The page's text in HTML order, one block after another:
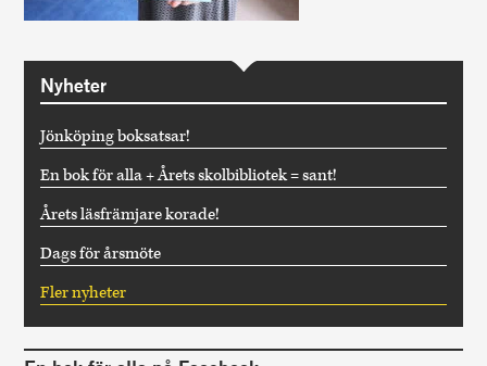
Nyheter
Jönköping boksatsar!
En bok för alla + Årets skolbibliotek = sant!
Årets läsfrämjare korade!
Dags för årsmöte
Fler nyheter